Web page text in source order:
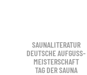
SAUNALITERATUR
DEUTSCHE AUFGUSS-
MEISTERSCHAFT
TAG DER SAUNA